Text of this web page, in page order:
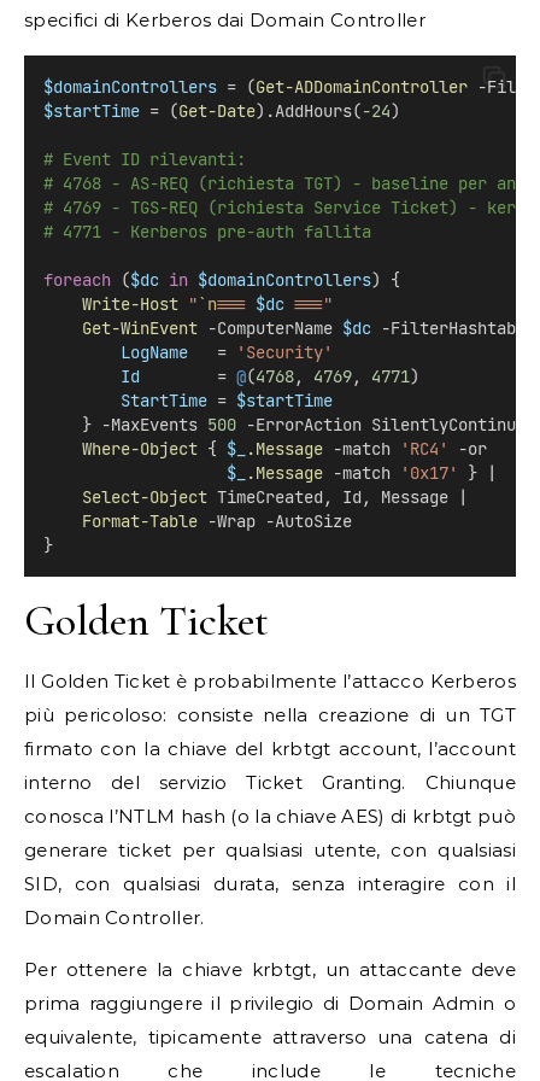
specifici di Kerberos dai Domain Controller
$domainControllers = (Get-ADDomainController -Filter
$startTime = (Get-Date).AddHours(-24)
# Event ID rilevanti:
# 4768 - AS-REQ (richiesta TGT) - baseline per
# 4769 - TGS-REQ (richiesta Service Ticket) -
# 4771 - Kerberos pre-auth fallita
foreach ($dc in $domainControllers) {
Write-Host "`n=== $dc ==="
Get-WinEvent -ComputerName $dc -
LogName
   =
'Security'
Id
        =
@(4768, 4769, 4771)
StartTime = $startTime
    } -MaxEvents
500 -ErrorAction SilentlyContinue
Where-Object { $_ .Message -match 'RC4'
-or
$_
.Message -match '0x17'
} |
Select-Object TimeCreated, Id, Message |
Format-Table -Wrap -AutoSize
}
Golden Ticket
Il Golden Ticket è probabilmente l’attacco Kerberos
più pericoloso: consiste nella creazione di un TGT
firmato con la chiave del krbtgt account, l’account
interno del servizio Ticket Granting. Chiunque
conosca l’NTLM hash (o la chiave AES) di krbtgt può
generare ticket per qualsiasi utente, con qualsiasi
SID, con qualsiasi durata, senza interagire con il
Domain Controller.
Per ottenere la chiave krbtgt, un attaccante deve
prima raggiungere il privilegio di Domain Admin o
equivalente, tipicamente attraverso una catena di
escalation che include le tecniche